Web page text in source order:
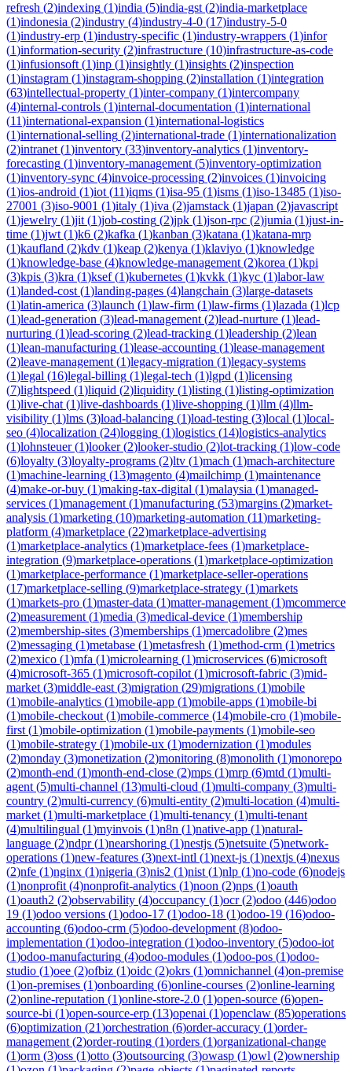
refresh (2)indexing (1)india (5)india-gst (2)india-marketplace
(1)indonesia (2)industry (4)industry-4-0 (17)industry-5-0
(1)industry-erp (1)industry-specific (1)industry-wrappers (1)infor
(1)information-security (2)infrastructure (10)infrastructure-as-code
(1)infusionsoft (1)inp (1)insightly (1)insights (2)inspection
(1)instagram (1)instagram-shopping (2)installation (1)integration
(63)intellectual-property (1)inter-company (1)intercompany
(4)internal-controls (1)internal-documentation (1)international
(11)international-expansion (1)international-logistics
(1)international-selling (2)international-trade (1)internationalization
(2)intranet (1)inventory (33)inventory-analytics (1)inventory-
forecasting (1)inventory-management (5)inventory-optimization
(1)inventory-sync (4)invoice-processing (2)invoices (1)invoicing
(1)ios-android (1)iot (11)iqms (1)isa-95 (1)isms (1)iso-13485 (1)iso-
27001 (3)iso-9001 (1)italy (1)iva (2)jamstack (1)japan (2)javascript
(1)jewelry (1)jit (1)job-costing (2)jpk (1)json-rpc (2)jumia (1)just-in-
time (1)jwt (1)k6 (2)kafka (1)kanban (3)katana (1)katana-mrp
(1)kaufland (2)kdv (1)keap (2)kenya (1)klaviyo (1)knowledge
(1)knowledge-base (4)knowledge-management (2)korea (1)kpi
(3)kpis (3)kra (1)ksef(1)kubernetes (1)kvkk (1)kyc (1)labor-law
(1)landed-cost (1)landing-pages (4)langchain (3)large-datasets
(1)latin-america (3)launch (1)law-firm (1)law-firms (1)lazada (1)lcp
(1)lead-generation (3)lead-management (2)lead-nurture (1)lead-
nurturing (1)lead-scoring (2)lead-tracking (1)leadership (2)lean
(1)lean-manufacturing (1)lease-accounting (1)lease-management
(2)leave-management (1)legacy-migration (1)legacy-systems
(1)legal (16)legal-billing (1)legal-tech (1)lgpd (1)licensing
(7)lightspeed (1)liquid (2)liquidity (1)listing (1)listing-optimization
(1)live-chat (1)live-dashboards (1)live-shopping (1)llm (4)llm-
visibility (1)lms (3)load-balancing (1)load-testing (3)local (1)local-
seo (4)localization (24)logging (1)logistics (14)logistics-analytics
(1)lohnsteuer(1)looker(2)looker-studio (2)lot-tracking (1)low-code
(6)loyalty (3)loyalty-programs (2)ltv (1)mach (1)mach-architecture
(1)machine-learning (13)magento (4)mailchimp (1)maintenance
(4)make-or-buy (1)making-tax-digital (1)malaysia (1)managed-
services (1)management (1)manufacturing (53)margins (2)market-
analysis (1)marketing (10)marketing-automation (11)marketing-
platform (4)marketplace (22)marketplace-advertising
(1)marketplace-analytics (1)marketplace-fees (1)marketplace-
integration (9)marketplace-operations (1)marketplace-optimization
(1)marketplace-performance (1)marketplace-seller-operations
(17)marketplace-selling (9)marketplace-strategy (1)markets
(1)markets-pro (1)master-data (1)matter-management (1)mcommerce
(2)measurement (1)media (3)medical-device (1)membership
(2)membership-sites (3)memberships (1)mercadolibre (2)mes
(2)messaging (1)metabase (1)metasfresh (1)method-crm (1)metrics
(2)mexico (1)mfa (1)microlearning (1)microservices (6)microsoft
(4)microsoft-365 (1)microsoft-copilot (1)microsoft-fabric (3)mid-
market (3)middle-east (3)migration (29)migrations (1)mobile
(1)mobile-analytics (1)mobile-app (1)mobile-apps (1)mobile-bi
(1)mobile-checkout (1)mobile-commerce (14)mobile-cro (1)mobile-
first (1)mobile-optimization (1)mobile-payments (1)mobile-seo
(1)mobile-strategy (1)mobile-ux (1)modernization (1)modules
(2)monday (3)monetization (2)monitoring (8)monolith (1)monorepo
(2)month-end (1)month-end-close (2)mps (1)mrp (6)mtd (1)multi-
agent (5)multi-channel (13)multi-cloud (1)multi-company (3)multi-
country (2)multi-currency (6)multi-entity (2)multi-location (4)multi-
market (1)multi-marketplace (1)multi-tenancy (1)multi-tenant
(4)multilingual (1)myinvois (1)n8n (1)native-app (1)natural-
language (2)ndpr(1)nearshoring (1)nestjs (5)netsuite (5)network-
operations (1)new-features (3)next-intl (1)next-js (1)nextjs (4)nexus
(2)nfe (1)nginx (1)nigeria (3)nis2 (1)nist (1)nlp (1)no-code (6)nodejs
(1)nonprofit (4)nonprofit-analytics (1)noon (2)nps (1)oauth
(1)oauth2 (2)observability (4)occupancy (1)ocr(2)odoo (446)odoo
19 (1)odoo versions (1)odoo-17 (1)odoo-18 (1)odoo-19 (16)odoo-
accounting (6)odoo-crm (5)odoo-development (8)odoo-
implementation (1)odoo-integration (1)odoo-inventory (5)odoo-iot
(1)odoo-manufacturing (4)odoo-modules (1)odoo-pos (1)odoo-
studio (1)oee (2)ofbiz (1)oidc (2)okrs (1)omnichannel (4)on-premise
(1)on-premises (1)onboarding (6)online-courses (2)online-learning
(2)online-reputation (1)online-store-2.0 (1)open-source (6)open-
source-bi (1)open-source-erp (13)openai (1)openclaw (85)operations
(6)optimization (21)orchestration (6)order-accuracy (1)order-
management (2)order-routing (1)orders (1)organizational-change
(1)orm (3)oss (1)otto (3)outsourcing (3)owasp (1)owl (2)ownership